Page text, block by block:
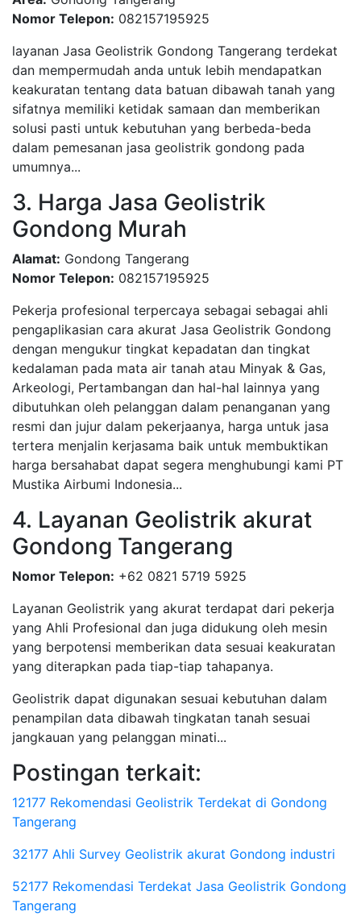
Nomor Telepon: 082157195925
layanan Jasa Geolistrik Gondong Tangerang terdekat
dan mempermudah anda untuk lebih mendapatkan
keakuratan tentang data batuan dibawah tanah yang
sifatnya memiliki ketidak samaan dan memberikan
solusi pasti untuk kebutuhan yang berbeda-beda
dalam pemesanan jasa geolistrik gondong pada
umumnya...
3. Harga Jasa Geolistrik
Gondong Murah
Alamat: Gondong Tangerang
Nomor Telepon: 082157195925
Pekerja profesional terpercaya sebagai sebagai ahli
pengaplikasian cara akurat Jasa Geolistrik Gondong
dengan mengukur tingkat kepadatan dan tingkat
kedalaman pada mata air tanah atau Minyak & Gas,
Arkeologi, Pertambangan dan hal-hal lainnya yang
dibutuhkan oleh pelanggan dalam penanganan yang
resmi dan jujur dalam pekerjaanya, harga untuk jasa
tertera menjalin kerjasama baik untuk membuktikan
harga bersahabat dapat segera menghubungi kami PT
Mustika Airbumi Indonesia...
4. Layanan Geolistrik akurat
Gondong Tangerang
Nomor Telepon: +62 0821 5719 5925
Layanan Geolistrik yang akurat terdapat dari pekerja
yang Ahli Profesional dan juga didukung oleh mesin
yang berpotensi memberikan data sesuai keakuratan
yang diterapkan pada tiap-tiap tahapanya.
Geolistrik dapat digunakan sesuai kebutuhan dalam
penampilan data dibawah tingkatan tanah sesuai
jangkauan yang pelanggan minati...
Postingan terkait:
12177 Rekomendasi Geolistrik Terdekat di Gondong
Tangerang
32177 Ahli Survey Geolistrik akurat Gondong industri
52177 Rekomendasi Terdekat Jasa Geolistrik Gondong
Tangerang